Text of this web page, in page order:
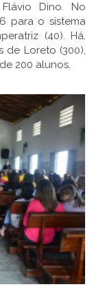
Dino. No
para o sistema
(40). Há,
de Loreto (300),
200 alunos.